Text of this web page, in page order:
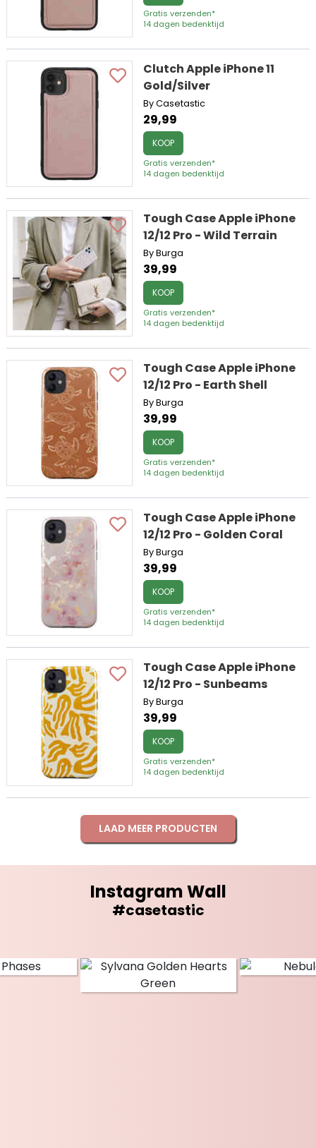
Gratis verzenden*
14 dagen bedenktijd
Clutch Apple iPhone 11
Gold/Silver
By Casetastic
29,99
KOOP
Gratis verzenden*
14 dagen bedenktijd
Tough Case Apple iPhone
12/12 Pro - Wild Terrain
By Burga
39,99
KOOP
Gratis verzenden*
14 dagen bedenktijd
Tough Case Apple iPhone
12/12 Pro - Earth Shell
By Burga
39,99
KOOP
Gratis verzenden*
14 dagen bedenktijd
Tough Case Apple iPhone
12/12 Pro - Golden Coral
By Burga
39,99
KOOP
Gratis verzenden*
14 dagen bedenktijd
Tough Case Apple iPhone
12/12 Pro - Sunbeams
By Burga
39,99
KOOP
Gratis verzenden*
14 dagen bedenktijd
LAAD MEER PRODUCTEN
Instagram Wall
#casetastic